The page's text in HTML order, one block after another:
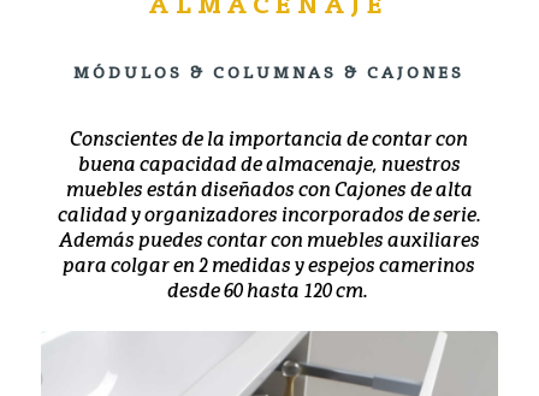
ALMACENAJE
Conscientes de la importancia de contar con
buena capacidad de almacenaje, nuestros
muebles están diseñados con Cajones de alta
calidad y organizadores incorporados de serie.
Además puedes contar con muebles auxiliares
para colgar en 2 medidas y espejos camerinos